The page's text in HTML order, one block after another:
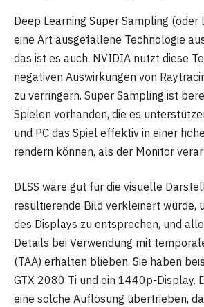
Deep Learning Super Sampling (oder
eine Art ausgefallene Technologie
das ist es auch. NVIDIA nutzt diese
negativen Auswirkungen von
zu verringern. Super Sampling ist
Spielen vorhanden, die es
und PC das Spiel effektiv in einer
rendern können, als der Monitor
DLSS wäre gut für die visuelle
resultierende Bild verkleinert würde,
des Displays zu entsprechen, und
Details bei Verwendung mit
(TAA) erhalten blieben. Sie haben
GTX 2080 Ti und ein 1440p-Display.
eine solche Auflösung übertrieben,